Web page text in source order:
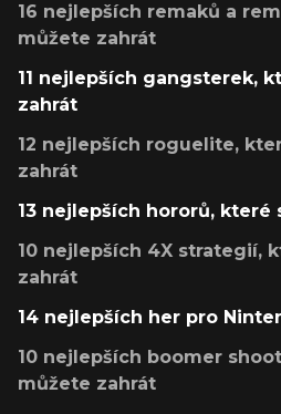
16 nejlepších remaků a
můžete zahrát
11 nejlepších gangsterek,
zahrát
12 nejlepších roguelite,
zahrát
13 nejlepších hororů,
10 nejlepších 4X strategií,
zahrát
14 nejlepších her pro
10 nejlepších boomer
můžete zahrát